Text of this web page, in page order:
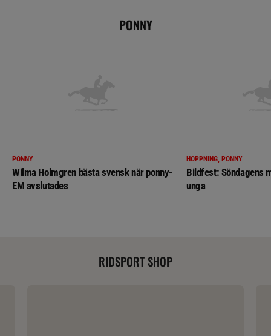
PONNY
PONNY
Wilma Holmgren bästa svensk när ponny-
EM avslutades
HOPPNING, PONNY
Bildfest: Söndagens
unga
RIDSPORT SHOP